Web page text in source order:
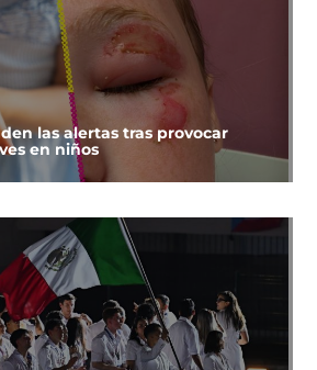
las alertas tras provocar
en niños